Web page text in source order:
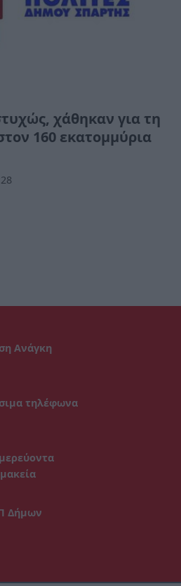
χάθηκαν για τη
160 εκατομμύρια
Ανάγκη
τηλέφωνα
Δήμων